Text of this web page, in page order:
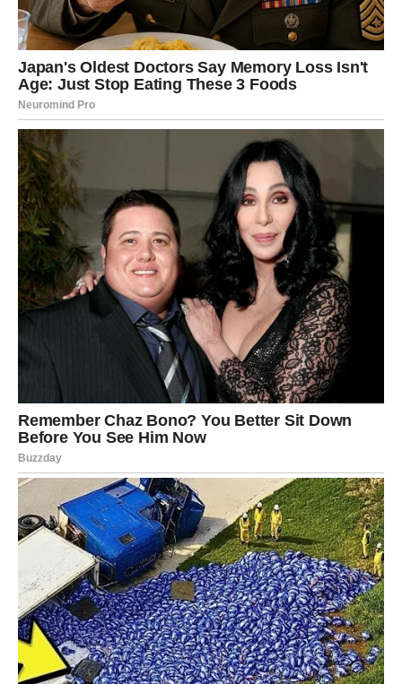
Pripremite smjesu za kebab:
U velikoj zdjeli pomiješajte mljevenu janjetinu, sol, crni papar,
papriku, papriku, kumin, korijander, naribani češnjak, peršin i
nasjeckani luk.
Sve sastojke dobro izmiješajte i ostavite u hladnjaku 30 minuta
kako bi se ćevapi lakše oblikovali.
Pripremite tri umaka:
Umak:Pomiješajte majonezu, jogurt, kečap, ocat i crni papar
u maloj posudi. Stavite u hladnjak do posluživanja.
Oblikujte i skuhajte ćevape: